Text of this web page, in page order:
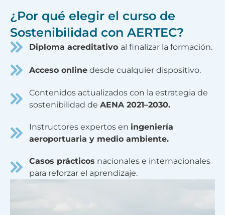
¿Por qué elegir el curso de
Sostenibilidad con AERTEC?
Diploma acreditativo al finalizar la formación.
Acceso onlinedesde cualquier dispositivo.
Contenidos actualizados con la estrategia de
sostenibilidad de AENA 2021–2030.
Instructores expertos en ingeniería
aeroportuaria y medio ambiente.
Casos prácticos nacionales e internacionales
para reforzar el aprendizaje.